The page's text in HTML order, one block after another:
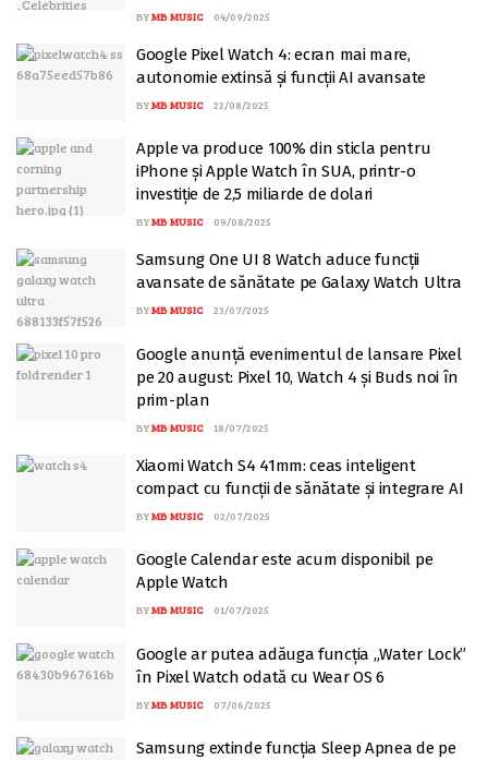
BYMB MUSIC 04/09/2025
Google Pixel Watch 4: ecran mai mare,
autonomie extinsă și funcții AI avansate
BYMB MUSIC 22/08/2025
Apple va produce 100% din sticla pentru
iPhone și Apple Watch în SUA, printr-o
investiție de 2,5 miliarde de dolari
BYMB MUSIC 09/08/2025
Samsung One UI 8 Watch aduce funcții
avansate de sănătate pe Galaxy Watch Ultra
BYMB MUSIC 23/07/2025
Google anunță evenimentul de lansare Pixel
pe 20 august: Pixel 10, Watch 4 și Buds noi în
prim-plan
BYMB MUSIC 18/07/2025
Xiaomi Watch S4 41mm: ceas inteligent
compact cu funcții de sănătate și integrare AI
BYMB MUSIC 02/07/2025
Google Calendar este acum disponibil pe
Apple Watch
BYMB MUSIC 01/07/2025
Google ar putea adăuga funcția „Water Lock”
în Pixel Watch odată cu Wear OS 6
BYMB MUSIC 07/06/2025
Samsung extinde funcția Sleep Apnea de pe